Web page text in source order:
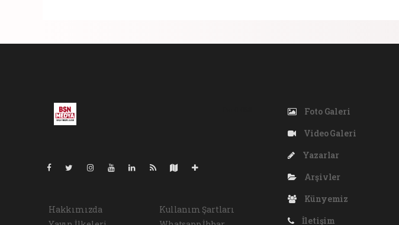
Hakkımızda
Kullanım Şartları
Foto Galeri
Video Galeri
Yazarlar
Arşivler
Künyemiz
İletişim